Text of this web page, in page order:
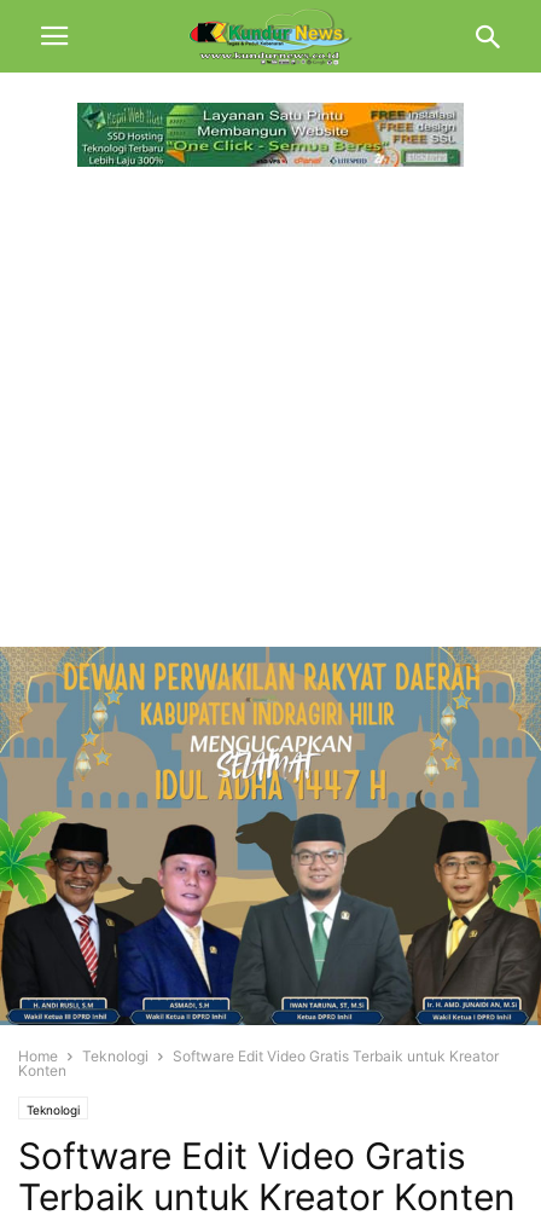
Home Teknologi
Software Edit Video Gratis Terbaik untuk Kreator
Konten
Teknologi
Software Edit Video Gratis
Terbaik untuk Kreator Konten